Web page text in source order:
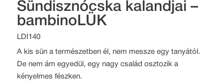
Sündisznócska kalandjai –
bambinoLÜK
LDI140
A kis sün a természetben él, nem messze egy tanyától.
De nem ám egyedül, egy nagy család osztozik a
kényelmes fészken.